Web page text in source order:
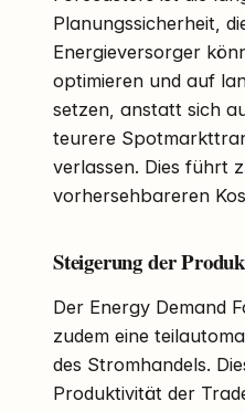
Planungssicherheit,
Energieversorger
optimieren und auf
setzen, anstatt sich
teurere
verlassen. Dies führt
vorhersehbareren
Steigerung der
Der Energy Demand
zudem eine
des Stromhandels.
Produktivität der